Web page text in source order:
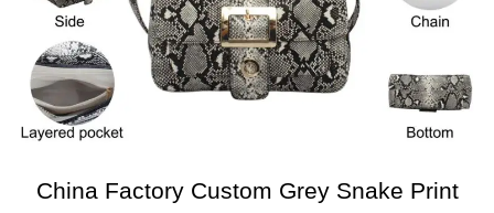
China Factory Custom Grey Snake Print